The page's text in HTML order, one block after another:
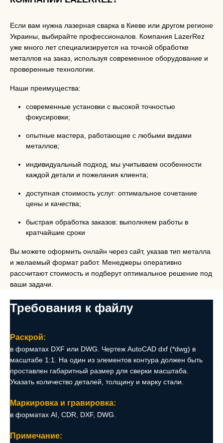
Если вам нужна лазерная сварка в Киеве или другом регионе
Украины, выбирайте профессионалов. Компания LazerRez
уже много лет специализируется на точной обработке
металлов на заказ, используя современное оборудование и
проверенные технологии.
Наши преимущества:
современные установки с высокой точностью
фокусировки;
опытные мастера, работающие с любыми видами
металлов;
индивидуальный подход, мы учитываем особенности
каждой детали и пожелания клиента;
доступная стоимость услуг: оптимальное сочетание
цены и качества;
быстрая обработка заказов: выполняем работы в
кратчайшие сроки
Вы можете оформить онлайн через сайт, указав тип металла
и желаемый формат работ. Менеджеры оперативно
рассчитают стоимость и подберут оптимальное решение под
ваши задачи.
Требования к файлу
Раскрой:
в форматах DXF или DWG. Чертеж AutoCAD dxf (*dwg) в
масштабе 1:1. На один из элементов контура должен быть
проставлен габаритный размер для сверки масштаба.
Указать количество деталей, толщину и марку стали.
Маркировка и гравировка:
в форматах AI, CDR, DXF, DWG.
Примечание: